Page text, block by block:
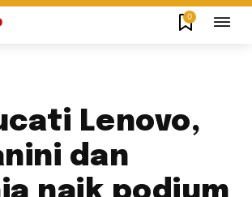
0
Lenovo,
dan